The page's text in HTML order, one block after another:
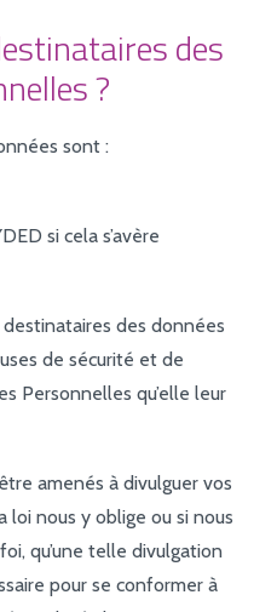
des
?
sont :
si cela s’avère
destinataires des données
de sécurité et de
Personnelles qu’elle leur
amenés à divulguer vos
loi nous y oblige ou si nous
qu’une telle divulgation
pour se conformer à